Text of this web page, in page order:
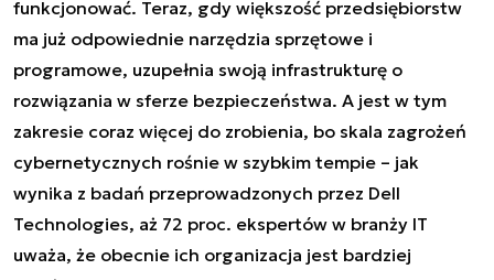
funkcjonować. Teraz, gdy większość przedsiębiorstw
ma już odpowiednie narzędzia sprzętowe i
programowe, uzupełnia swoją infrastrukturę o
rozwiązania w sferze bezpieczeństwa. A jest w tym
zakresie coraz więcej do zrobienia, bo skala zagrożeń
cybernetycznych rośnie w szybkim tempie – jak
wynika z badań przeprowadzonych przez Dell
Technologies, aż 72 proc. ekspertów w branży IT
uważa, że obecnie ich organizacja jest bardziej